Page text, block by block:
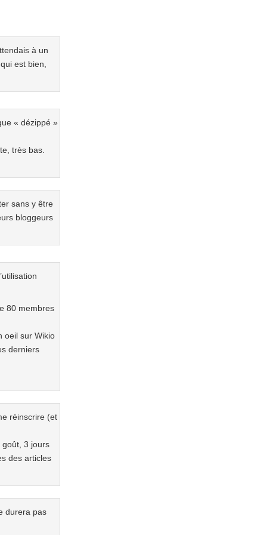
à un
est bien,
« dézippé »
très bas.
sans y être
bloggeurs
80 membres
oeil sur Wikio
derniers
réinscrire (et
goût, 3 jours
des articles
durera pas